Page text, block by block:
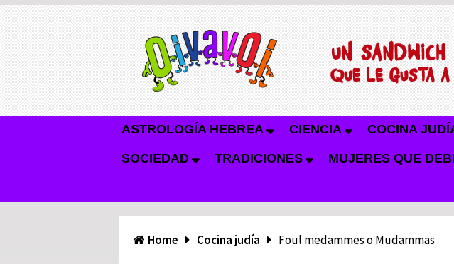
ASTROLOGÍA HEBREA CIENCIA COCINA
SOCIEDAD TRADICIONES MUJERES QUE
Home Cocina judía Foul medammes o Mudammas